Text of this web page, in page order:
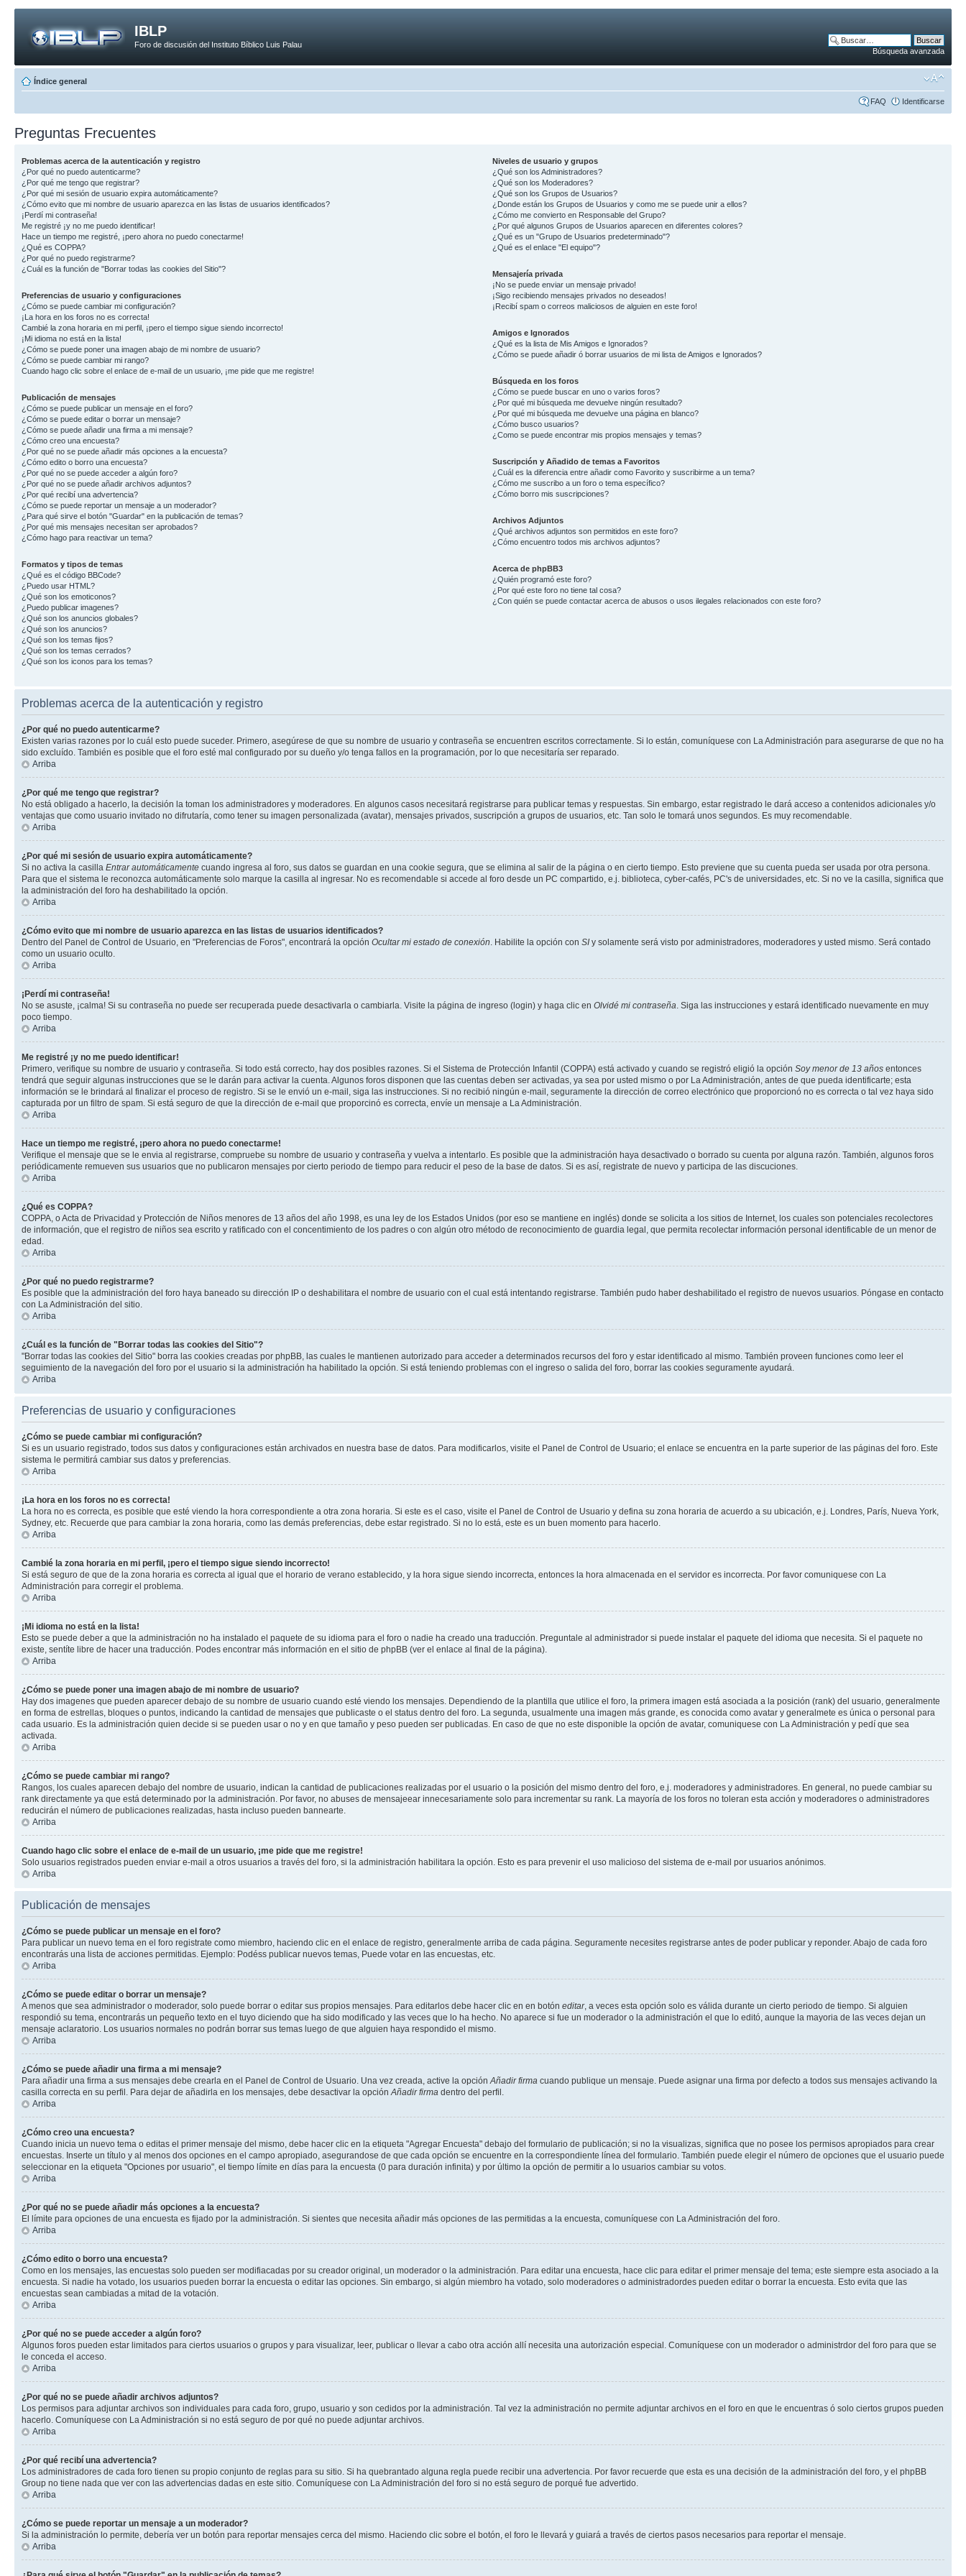
IBLP
Foro de discusión del Instituto Bíblico Luis Palau
Búsqueda avanzada
Índice general
FAQ Identificarse
Preguntas Frecuentes
Problemas acerca de la autenticación y registro
¿Por qué no puedo autenticarme?
¿Por qué me tengo que registrar?
¿Por qué mi sesión de usuario expira automáticamente?
¿Cómo evito que mi nombre de usuario aparezca en las listas de usuarios identificados?
¡Perdí mi contraseña!
Me registré ¡y no me puedo identificar!
Hace un tiempo me registré, ¡pero ahora no puedo conectarme!
¿Qué es COPPA?
¿Por qué no puedo registrarme?
¿Cuál es la función de "Borrar todas las cookies del Sitio"?
Preferencias de usuario y configuraciones
¿Cómo se puede cambiar mi configuración?
¡La hora en los foros no es correcta!
Cambié la zona horaria en mi perfil, ¡pero el tiempo sigue siendo incorrecto!
¡Mi idioma no está en la lista!
¿Cómo se puede poner una imagen abajo de mi nombre de usuario?
¿Cómo se puede cambiar mi rango?
Cuando hago clic sobre el enlace de e-mail de un usuario, ¡me pide que me registre!
Publicación de mensajes
¿Cómo se puede publicar un mensaje en el foro?
¿Cómo se puede editar o borrar un mensaje?
¿Cómo se puede añadir una firma a mi mensaje?
¿Cómo creo una encuesta?
¿Por qué no se puede añadir más opciones a la encuesta?
¿Cómo edito o borro una encuesta?
¿Por qué no se puede acceder a algún foro?
¿Por qué no se puede añadir archivos adjuntos?
¿Por qué recibí una advertencia?
¿Cómo se puede reportar un mensaje a un moderador?
¿Para qué sirve el botón "Guardar" en la publicación de temas?
¿Por qué mis mensajes necesitan ser aprobados?
¿Cómo hago para reactivar un tema?
Formatos y tipos de temas
¿Qué es el código BBCode?
¿Puedo usar HTML?
¿Qué son los emoticonos?
¿Puedo publicar imagenes?
¿Qué son los anuncios globales?
¿Qué son los anuncios?
¿Qué son los temas fijos?
¿Qué son los temas cerrados?
¿Qué son los iconos para los temas?
Niveles de usuario y grupos
¿Qué son los Administradores?
¿Qué son los Moderadores?
¿Qué son los Grupos de Usuarios?
¿Donde están los Grupos de Usuarios y como me se puede unir a ellos?
¿Cómo me convierto en Responsable del Grupo?
¿Por qué algunos Grupos de Usuarios aparecen en diferentes colores?
¿Qué es un "Grupo de Usuarios predeterminado"?
¿Qué es el enlace "El equipo"?
Mensajería privada
¡No se puede enviar un mensaje privado!
¡Sigo recibiendo mensajes privados no deseados!
¡Recibí spam o correos maliciosos de alguien en este foro!
Amigos e Ignorados
¿Qué es la lista de Mis Amigos e Ignorados?
¿Cómo se puede añadir ó borrar usuarios de mi lista de Amigos e Ignorados?
Búsqueda en los foros
¿Cómo se puede buscar en uno o varios foros?
¿Por qué mi búsqueda me devuelve ningún resultado?
¿Por qué mi búsqueda me devuelve una página en blanco?
¿Cómo busco usuarios?
¿Como se puede encontrar mis propios mensajes y temas?
Suscripción y Añadido de temas a Favoritos
¿Cuál es la diferencia entre añadir como Favorito y suscribirme a un tema?
¿Cómo me suscribo a un foro o tema específico?
¿Cómo borro mis suscripciones?
Archivos Adjuntos
¿Qué archivos adjuntos son permitidos en este foro?
¿Cómo encuentro todos mis archivos adjuntos?
Acerca de phpBB3
¿Quién programó este foro?
¿Por qué este foro no tiene tal cosa?
¿Con quién se puede contactar acerca de abusos o usos ilegales relacionados con este foro?
Problemas acerca de la autenticación y registro
¿Por qué no puedo autenticarme?
Existen varias razones por lo cuál esto puede suceder. Primero, asegúrese de que su nombre de usuario y contraseña se encuentren escritos correctamente. Si lo están, comuníquese con La Administración para asegurarse de que no ha
sido excluído. También es posible que el foro esté mal configurado por su dueño y/o tenga fallos en la programación, por lo que necesitaría ser reparado.
Arriba
¿Por qué me tengo que registrar?
No está obligado a hacerlo, la decisión la toman los administradores y moderadores. En algunos casos necesitará registrarse para publicar temas y respuestas. Sin embargo, estar registrado le dará acceso a contenidos adicionales y/o
ventajas que como usuario invitado no difrutaría, como tener su imagen personalizada (avatar), mensajes privados, suscripción a grupos de usuarios, etc. Tan solo le tomará unos segundos. Es muy recomendable.
Arriba
¿Por qué mi sesión de usuario expira automáticamente?
Si no activa la casilla Entrar automáticamente cuando ingresa al foro, sus datos se guardan en una cookie segura, que se elimina al salir de la página o en cierto tiempo. Esto previene que su cuenta pueda ser usada por otra persona.
Para que el sistema le reconozca automáticamente solo marque la casilla al ingresar. No es recomendable si accede al foro desde un PC compartido, e.j. biblioteca, cyber-cafés, PC's de universidades, etc. Si no ve la casilla, significa que
la administración del foro ha deshabilitado la opción.
Arriba
¿Cómo evito que mi nombre de usuario aparezca en las listas de usuarios identificados?
Dentro del Panel de Control de Usuario, en "Preferencias de Foros", encontrará la opción Ocultar mi estado de conexión . Habilite la opción con SI y solamente será visto por administradores, moderadores y usted mismo. Será contado
como un usuario oculto.
Arriba
¡Perdí mi contraseña!
No se asuste, ¡calma! Si su contraseña no puede ser recuperada puede desactivarla o cambiarla. Visite la página de ingreso (login) y haga clic en Olvidé mi contraseña . Siga las instrucciones y estará identificado nuevamente en muy
poco tiempo.
Arriba
Me registré ¡y no me puedo identificar!
Primero, verifique su nombre de usuario y contraseña. Si todo está correcto, hay dos posibles razones. Si el Sistema de Protección Infantil (COPPA) está activado y cuando se registró eligió la opción Soy menor de 13 años entonces
tendrá que seguir algunas instrucciones que se le darán para activar la cuenta. Algunos foros disponen que las cuentas deben ser activadas, ya sea por usted mismo o por La Administración, antes de que pueda identificarte; esta
información se le brindará al finalizar el proceso de registro. Si se le envió un e-mail, siga las instrucciones. Si no recibió ningún e-mail, seguramente la dirección de correo electrónico que proporcionó no es correcta o tal vez haya sido
capturada por un filtro de spam. Si está seguro de que la dirección de e-mail que proporcinó es correcta, envíe un mensaje a La Administración.
Arriba
Hace un tiempo me registré, ¡pero ahora no puedo conectarme!
Verifique el mensaje que se le envia al registrarse, compruebe su nombre de usuario y contraseña y vuelva a intentarlo. Es posible que la administración haya desactivado o borrado su cuenta por alguna razón. También, algunos foros
periódicamente remueven sus usuarios que no publicaron mensajes por cierto periodo de tiempo para reducir el peso de la base de datos. Si es así, registrate de nuevo y participa de las discuciones.
Arriba
¿Qué es COPPA?
COPPA, o Acta de Privacidad y Protección de Niños menores de 13 años del año 1998, es una ley de los Estados Unidos (por eso se mantiene en inglés) donde se solicita a los sitios de Internet, los cuales son potenciales recolectores
de información, que el registro de niños sea escrito y ratificado con el concentimiento de los padres o con algún otro método de reconocimiento de guardia legal, que permita recolectar información personal identificable de un menor de
edad.
Arriba
¿Por qué no puedo registrarme?
Es posible que la administración del foro haya baneado su dirección IP o deshabilitara el nombre de usuario con el cual está intentando registrarse. También pudo haber deshabilitado el registro de nuevos usuarios. Póngase en contacto
con La Administración del sitio.
Arriba
¿Cuál es la función de "Borrar todas las cookies del Sitio"?
"Borrar todas las cookies del Sitio" borra las cookies creadas por phpBB, las cuales le mantienen autorizado para acceder a determinados recursos del foro y estar identificado al mismo. También proveen funciones como leer el
seguimiento de la navegación del foro por el usuario si la administración ha habilitado la opción. Si está teniendo problemas con el ingreso o salida del foro, borrar las cookies seguramente ayudará.
Arriba
Preferencias de usuario y configuraciones
¿Cómo se puede cambiar mi configuración?
Si es un usuario registrado, todos sus datos y configuraciones están archivados en nuestra base de datos. Para modificarlos, visite el Panel de Control de Usuario; el enlace se encuentra en la parte superior de las páginas del foro. Este
sistema le permitirá cambiar sus datos y preferencias.
Arriba
¡La hora en los foros no es correcta!
La hora no es correcta, es posible que esté viendo la hora correspondiente a otra zona horaria. Si este es el caso, visite el Panel de Control de Usuario y defina su zona horaria de acuerdo a su ubicación, e.j. Londres, París, Nueva York,
Sydney, etc. Recuerde que para cambiar la zona horaria, como las demás preferencias, debe estar registrado. Si no lo está, este es un buen momento para hacerlo.
Arriba
Cambié la zona horaria en mi perfil, ¡pero el tiempo sigue siendo incorrecto!
Si está seguro de que de la zona horaria es correcta al igual que el horario de verano establecido, y la hora sigue siendo incorrecta, entonces la hora almacenada en el servidor es incorrecta. Por favor comuniquese con La
Administración para corregir el problema.
Arriba
¡Mi idioma no está en la lista!
Esto se puede deber a que la administración no ha instalado el paquete de su idioma para el foro o nadie ha creado una traducción. Preguntale al administrador si puede instalar el paquete del idioma que necesita. Si el paquete no
existe, sentíte libre de hacer una traducción. Podes encontrar más información en el sitio de phpBB (ver el enlace al final de la página).
Arriba
¿Cómo se puede poner una imagen abajo de mi nombre de usuario?
Hay dos imagenes que pueden aparecer debajo de su nombre de usuario cuando esté viendo los mensajes. Dependiendo de la plantilla que utilice el foro, la primera imagen está asociada a la posición (rank) del usuario, generalmente
en forma de estrellas, bloques o puntos, indicando la cantidad de mensajes que publicaste o el status dentro del foro. La segunda, usualmente una imagen más grande, es conocida como avatar y generalmete es única o personal para
cada usuario. Es la administración quien decide si se pueden usar o no y en que tamaño y peso pueden ser publicadas. En caso de que no este disponible la opción de avatar, comuniquese con La Administración y pedí que sea
activada.
Arriba
¿Cómo se puede cambiar mi rango?
Rangos, los cuales aparecen debajo del nombre de usuario, indican la cantidad de publicaciones realizadas por el usuario o la posición del mismo dentro del foro, e.j. moderadores y administradores. En general, no puede cambiar su
rank directamente ya que está determinado por la administración. Por favor, no abuses de mensajeear innecesariamente solo para incrementar su rank. La mayoría de los foros no toleran esta acción y moderadores o administradores
reducirán el número de publicaciones realizadas, hasta incluso pueden bannearte.
Arriba
Cuando hago clic sobre el enlace de e-mail de un usuario, ¡me pide que me registre!
Solo usuarios registrados pueden enviar e-mail a otros usuarios a través del foro, si la administración habilitara la opción. Esto es para prevenir el uso malicioso del sistema de e-mail por usuarios anónimos.
Arriba
Publicación de mensajes
¿Cómo se puede publicar un mensaje en el foro?
Para publicar un nuevo tema en el foro registrate como miembro, haciendo clic en el enlace de registro, generalmente arriba de cada página. Seguramente necesites registrarse antes de poder publicar y reponder. Abajo de cada foro
encontrarás una lista de acciones permitidas. Ejemplo: Podéss publicar nuevos temas, Puede votar en las encuestas, etc.
Arriba
¿Cómo se puede editar o borrar un mensaje?
A menos que sea administrador o moderador, solo puede borrar o editar sus propios mensajes. Para editarlos debe hacer clic en en botón editar, a veces esta opción solo es válida durante un cierto periodo de tiempo. Si alguien
respondió su tema, encontrarás un pequeño texto en el tuyo diciendo que ha sido modificado y las veces que lo ha hecho. No aparece si fue un moderador o la administración el que lo editó, aunque la mayoria de las veces dejan un
mensaje aclaratorio. Los usuarios normales no podrán borrar sus temas luego de que alguien haya respondido el mismo.
Arriba
¿Cómo se puede añadir una firma a mi mensaje?
Para añadir una firma a sus mensajes debe crearla en el Panel de Control de Usuario. Una vez creada, active la opción Añadir firma cuando publique un mensaje. Puede asignar una firma por defecto a todos sus mensajes activando la
casilla correcta en su perfil. Para dejar de añadirla en los mensajes, debe desactivar la opción Añadir firma dentro del perfil.
Arriba
¿Cómo creo una encuesta?
Cuando inicia un nuevo tema o editas el primer mensaje del mismo, debe hacer clic en la etiqueta "Agregar Encuesta" debajo del formulario de publicación; si no la visualizas, significa que no posee los permisos apropiados para crear
encuestas. Inserte un título y al menos dos opciones en el campo apropiado, asegurandose de que cada opción se encuentre en la correspondiente línea del formulario. También puede elegir el número de opciones que el usuario puede
seleccionar en la etiqueta "Opciones por usuario", el tiempo límite en días para la encuesta (0 para duración infinita) y por último la opción de permitir a lo usuarios cambiar su votos.
Arriba
¿Por qué no se puede añadir más opciones a la encuesta?
El límite para opciones de una encuesta es fijado por la administración. Si sientes que necesita añadir más opciones de las permitidas a la encuesta, comuníquese con La Administración del foro.
Arriba
¿Cómo edito o borro una encuesta?
Como en los mensajes, las encuestas solo pueden ser modifiacadas por su creador original, un moderador o la administración. Para editar una encuesta, hace clic para editar el primer mensaje del tema; este siempre esta asociado a la
encuesta. Si nadie ha votado, los usuarios pueden borrar la encuesta o editar las opciones. Sin embargo, si algún miembro ha votado, solo moderadores o administradordes pueden editar o borrar la encuesta. Esto evita que las
encuestas sean cambiadas a mitad de la votación.
Arriba
¿Por qué no se puede acceder a algún foro?
Algunos foros pueden estar limitados para ciertos usuarios o grupos y para visualizar, leer, publicar o llevar a cabo otra acción allí necesita una autorización especial. Comuníquese con un moderador o administrdor del foro para que se
le conceda el acceso.
Arriba
¿Por qué no se puede añadir archivos adjuntos?
Los permisos para adjuntar archivos son individuales para cada foro, grupo, usuario y son cedidos por la administración. Tal vez la administración no permite adjuntar archivos en el foro en que le encuentras ó solo ciertos grupos pueden
hacerlo. Comuníquese con La Administración si no está seguro de por qué no puede adjuntar archivos.
Arriba
¿Por qué recibí una advertencia?
Los administradores de cada foro tienen su propio conjunto de reglas para su sitio. Si ha quebrantado alguna regla puede recibir una advertencia. Por favor recuerde que esta es una decisión de la administración del foro, y el phpBB
Group no tiene nada que ver con las advertencias dadas en este sitio. Comuníquese con La Administración del foro si no está seguro de porqué fue advertido.
Arriba
¿Cómo se puede reportar un mensaje a un moderador?
Si la administración lo permite, debería ver un botón para reportar mensajes cerca del mismo. Haciendo clic sobre el botón, el foro le llevará y guiará a través de ciertos pasos necesarios para reportar el mensaje.
Arriba